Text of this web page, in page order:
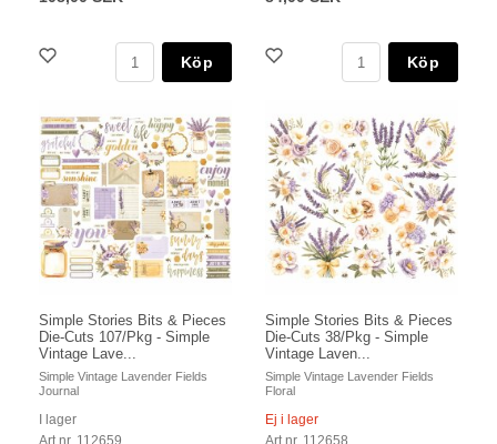
Köp Köp
Simple Stories Bits & Pieces
Die-Cuts 107/Pkg - Simple
Vintage Lave...
Simple Vintage Lavender Fields
Journal
I lager
Simple Stories Bits & Pieces
Die-Cuts 38/Pkg - Simple
Vintage Laven...
Simple Vintage Lavender Fields
Floral
Ej i lager